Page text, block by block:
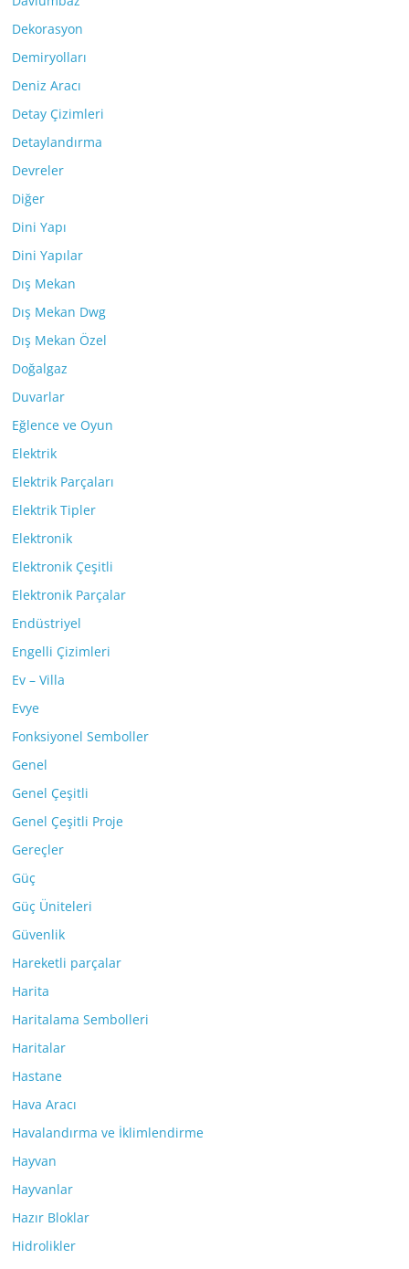
Dekorasyon
Demiryolları
Deniz Aracı
Detay Çizimleri
Detaylandırma
Devreler
Diğer
Dini Yapı
Dini Yapılar
Dış Mekan
Dış Mekan Dwg
Dış Mekan Özel
Doğalgaz
Duvarlar
Eğlence ve Oyun
Elektrik
Elektrik Parçaları
Elektrik Tipler
Elektronik
Elektronik Çeşitli
Elektronik Parçalar
Endüstriyel
Engelli Çizimleri
Ev – Villa
Evye
Fonksiyonel Semboller
Genel
Genel Çeşitli
Genel Çeşitli Proje
Gereçler
Güç
Güç Üniteleri
Güvenlik
Hareketli parçalar
Harita
Haritalama Sembolleri
Haritalar
Hastane
Hava Aracı
Havalandırma ve İklimlendirme
Hayvan
Hayvanlar
Hazır Bloklar
Hidrolikler